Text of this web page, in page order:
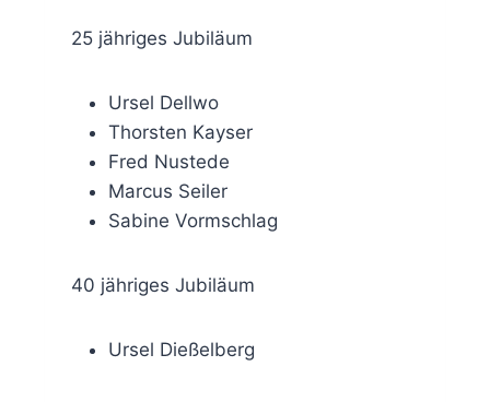
25 jähriges Jubiläum
Ursel Dellwo
Thorsten Kayser
Fred Nustede
Marcus Seiler
Sabine Vormschlag
40 jähriges Jubiläum
Ursel Dießelberg